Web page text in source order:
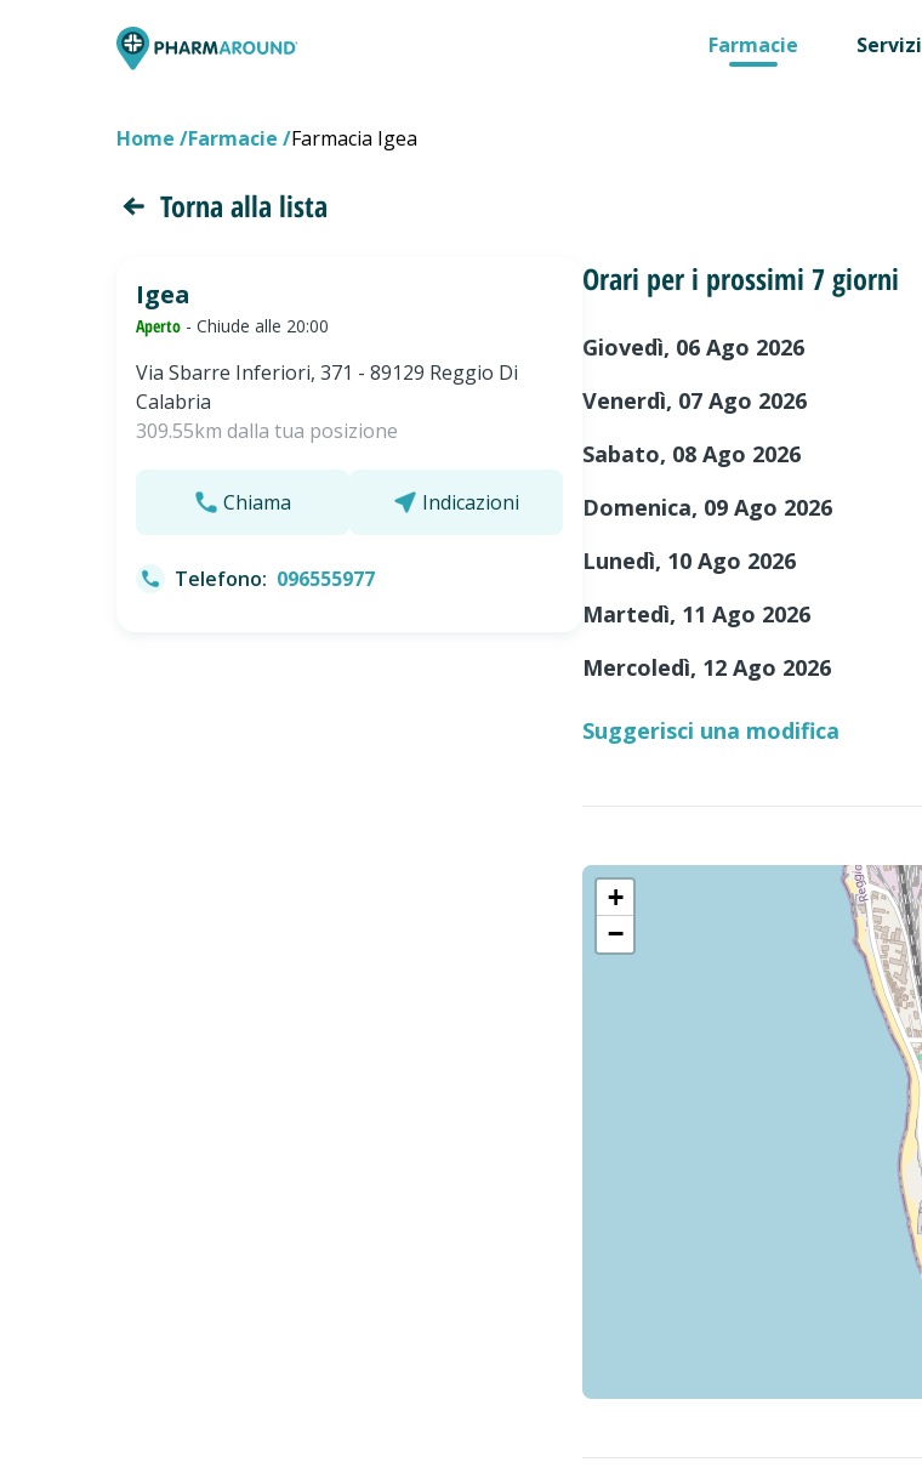
Farmacie Servizi
Home Farmacie Farmacia Igea
Torna alla lista
Igea
Aperto - Chiude alle 20:00
Via Sbarre Inferiori, 371 - 89129 Reggio Di
Calabria
309.55km dalla tua posizione
Chiama Indicazioni
Telefono: 096555977
Orari per i prossimi 7 giorni
Giovedì, 06 Ago 2026
Venerdì, 07 Ago 2026
Sabato, 08 Ago 2026
Domenica, 09 Ago 2026
Lunedì, 10 Ago 2026
Martedì, 11 Ago 2026
Mercoledì, 12 Ago 2026
Suggerisci una modifica
+
−